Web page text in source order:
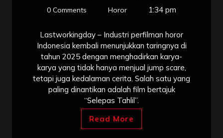
0 Comments
Horor 1:34 pm
Lastworkingday – Industri perfilman horor
Indonesia kembali menunjukkan taringnya di
tahun 2025 dengan menghadirkan karya-
karya yang tidak hanya menjual jump scare,
tetapi juga kedalaman cerita. Salah satu yang
paling dinantikan adalah film bertajuk
“Selepas Tahlil”.
Read More